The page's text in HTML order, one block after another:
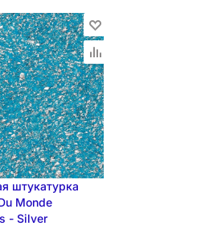
В КОРЗИНУ
штукатурка
Monde
- Silver